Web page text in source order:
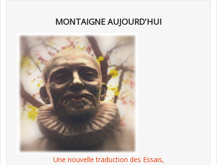
MONTAIGNE AUJOURD'HUI
Une nouvelle traduction des Essais,